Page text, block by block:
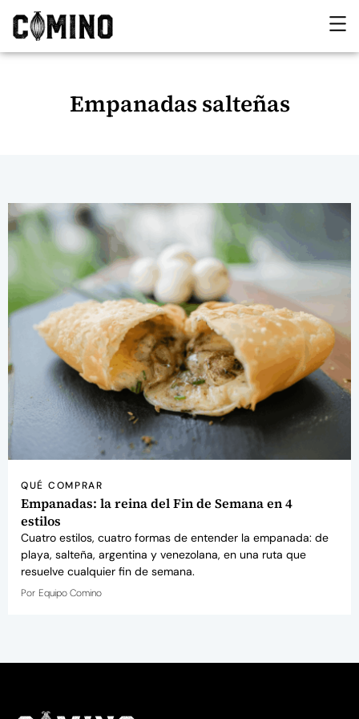
Empanadas salteñas
QUÉ COMPRAR
Empanadas: la reina del Fin de Semana en 4
estilos
Cuatro estilos, cuatro formas de entender la empanada: de
playa, salteña, argentina y venezolana, en una ruta que
resuelve cualquier fin de semana.
Por Equipo Comino